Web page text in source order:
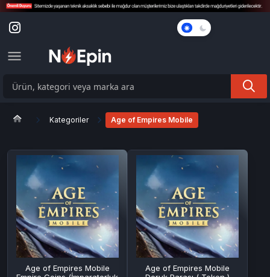
Kategoriler Age of Empires Mobile
Age of Empires Mobile
Age of Empires Mobile